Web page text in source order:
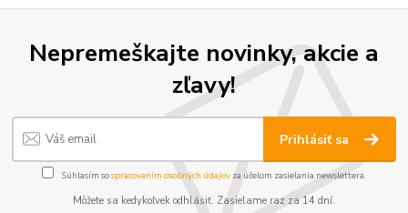
Nepremeškajte novinky, akcie a
zľavy!
Prihlásiť sa
Súhlasím sospracovaním osobných údajov za účelom zasielania newslettera.
Môžete sa kedykoľvek odhlásiť. Zasielame raz za 14 dní.